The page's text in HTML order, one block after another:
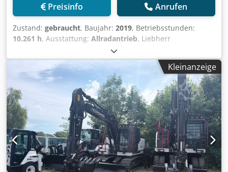
Preisinfo Anrufen
Zustand: gebraucht, Baujahr: 2019, Betriebsstunden:
10.261 h, Ausstattung: Allradantrieb, Liebherr
Mobilbagger LH24 Typ: LH24 LITRONIC Bj. 2019
Seriennummer : WLHZ1251TZK117267 Arbeitstunden :
10261 h 4 Zylinder Liebherr Motor 105 KW Dodpfxjzq Ilao
Aidjwa 4x Hydrl. Abstützpunkte + Liebherr SG25 Abbruch- /
Sortiergreifer Gerne unterstützen wir Sie auch im Bereich
Finanzierung/Leasing mit unserem Partnern. Alle Angaben
ohne Gewähr. Irrtum und Zwischenhandel vorbehalten.
Kleinanzeige